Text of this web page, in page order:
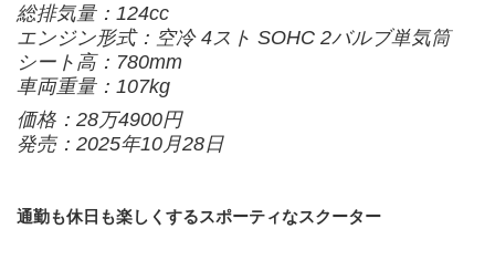
総排気量：124cc
エンジン形式：空冷 4スト SOHC 2バルブ単気筒
シート高：780mm
車両重量：107kg
価格：28万4900円
発売：2025年10月28日
通勤も休日も楽しくするスポーティなスクーター